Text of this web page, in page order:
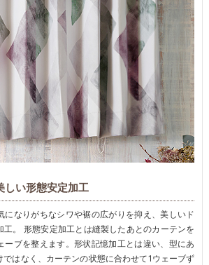
しい形態安定加工
になりがちなシワや裾の広がりを抑え、美しいド
工。 形態安定加工とは縫製したあとのカーテンを
ーブを整えます。形状記憶加工とは違い、型にあ
はなく、カーテンの状態に合わせて1ウェーブず